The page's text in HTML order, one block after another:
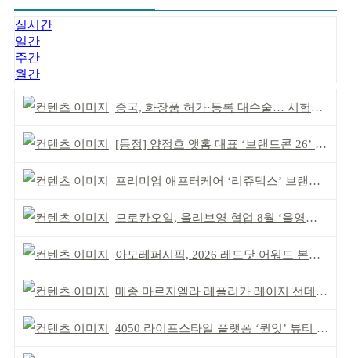
실시간
일간
주간
월간
중국, 화장품 허가·등록 대수술… 시험자료 공용 허용
[동정] 양정호 앳홈 대표 ‘브랜드콘 26’ 강연
프리미엄 애프터케어 ‘리쥬덱스’ 브랜드 리뉴얼
모로칸오일, 올리브영 협업 8월 ‘올영픽’ 선정
아모레퍼시픽, 2026 레드닷 어워드 본상 2개 수상
메종 마르지엘라 레플리카 레이지 선데이 모닝 디퓨저
4050 라이프스타일 플랫폼 ‘퀸잇’ 뷰티 성장세